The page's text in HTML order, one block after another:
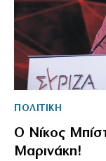
ΠΟΛΙΤΙΚΗ
Ο Νίκος
Μαρινάκη!